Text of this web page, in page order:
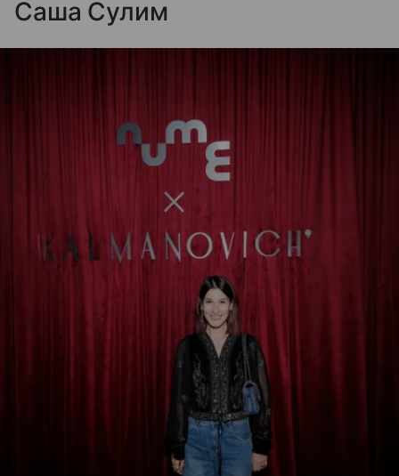
Саша Сулим